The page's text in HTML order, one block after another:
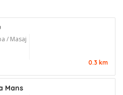
/ Masaj
0.3 km
Mans